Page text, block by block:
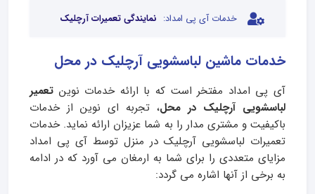
خدمات آی پی امداد: نمایندگی تعمیرات آرچلیک
خدمات ماشین لباسشویی آرچلیک در محل
آی‌ پی امداد مفتخر است که با ارائه خدمات نوین تعمیر
لباسشویی آرچلیک در محل، تجربه ای نوین از خدمات
باکیفیت و مشتری‌ مدار را به شما عزیزان ارائه نماید. خدمات
تعمیرات لباسشویی آرچلیک در منزل توسط آی‌ پی امداد
مزایای متعددی را برای شما به ارمغان می آورد که در ادامه
به برخی از آنها اشاره می گردد: